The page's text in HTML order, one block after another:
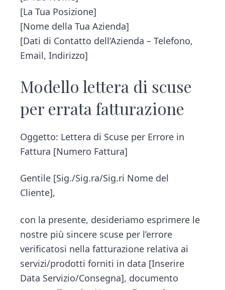
[La Tua Posizione]
[Nome della Tua Azienda]
[Dati di Contatto dell’Azienda – Telefono,
Email, Indirizzo]
Modello lettera di scuse
per errata fatturazione
Oggetto: Lettera di Scuse per Errore in
Fattura [Numero Fattura]
Gentile [Sig./Sig.ra/Sig.ri Nome del
Cliente],
con la presente, desideriamo esprimere le
nostre più sincere scuse per l’errore
verificatosi nella fatturazione relativa ai
servizi/prodotti forniti in data [Inserire
Data Servizio/Consegna], documento